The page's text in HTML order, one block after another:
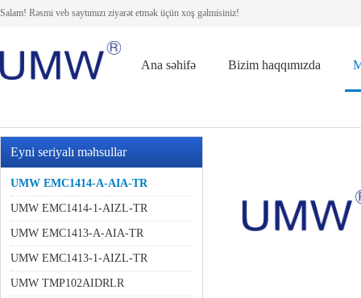
Salam! Rəsmi veb saytımızı ziyarət etmək üçün xoş gəlmisiniz!
Ana səhifə Bizim haqqımızda
Eyni seriyalı məhsullar
UMW EMC1414-A-AIA-TR
UMW EMC1414-1-AIZL-TR
UMW EMC1413-A-AIA-TR
UMW EMC1413-1-AIZL-TR
UMW TMP102AIDRLR